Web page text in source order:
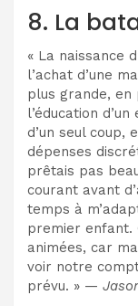
8. La
« La naissance
l’achat d’une
plus grande, en
l’éducation
d’un seul coup,
dépenses
prêtais pas
courant avant
temps à
premier enfant.
animées, car
voir notre
prévu. » —